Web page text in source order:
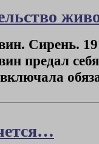
Сирень.
предал